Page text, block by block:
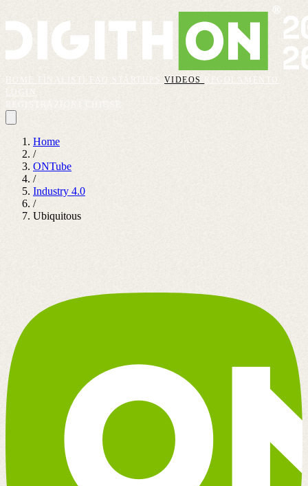
VIDEOS
REGOLAMENTO
Home
/
ONTube
/
Industry 4.0
/
Ubiquitous